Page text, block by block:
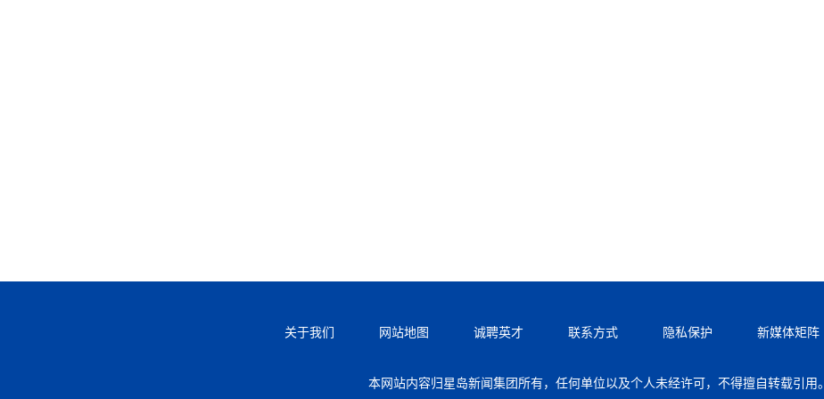
关于我们 网站地图 诚聘英才 联系方式 隐私保护 新媒体矩阵
本网站内容归星岛新闻集团所有，任何单位以及个人未经许可，不得擅自转载引用。